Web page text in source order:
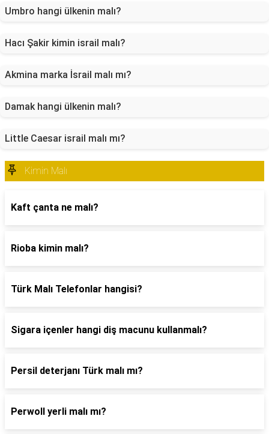
Umbro hangi ülkenin malı?
Hacı Şakir kimin israil malı?
Akmina marka İsrail malı mı?
Damak hangi ülkenin malı?
Little Caesar israil malı mı?
Kimin Malı
Kaft çanta ne malı?
Rioba kimin malı?
Türk Malı Telefonlar hangisi?
Sigara içenler hangi diş macunu kullanmalı?
Persil deterjanı Türk malı mı?
Perwoll yerli malı mı?